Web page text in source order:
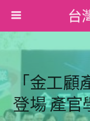
台
「金工
登場 產官